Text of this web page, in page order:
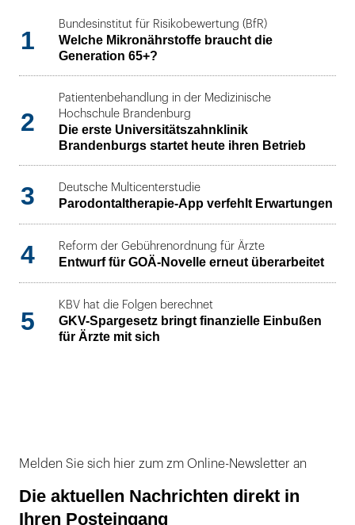
1
Bundesinstitut für Risikobewertung (BfR)
Welche Mikronährstoffe braucht die
Generation 65+?
2
Patientenbehandlung in der Medizinische
Hochschule Brandenburg
Die erste Universitätszahnklinik
Brandenburgs startet heute ihren Betrieb
3 Deutsche Multicenterstudie
Parodontaltherapie-App verfehlt Erwartungen
4 Reform der Gebührenordnung für Ärzte
Entwurf für GOÄ-Novelle erneut überarbeitet
5
KBV hat die Folgen berechnet
GKV-Spargesetz bringt finanzielle Einbußen
für Ärzte mit sich
Melden Sie sich hier zum zm Online-Newsletter an
Die aktuellen Nachrichten direkt in
Ihren Posteingang